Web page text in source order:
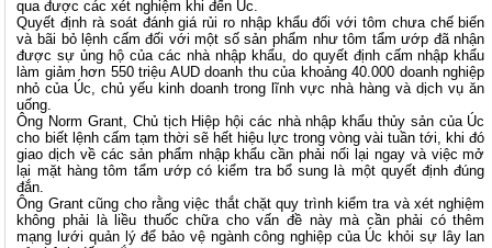
qua được các xét nghiệm khi đến Úc.
Quyết định rà soát đánh giá rủi ro nhập khẩu đối với tôm chưa chế biến
và bãi bỏ lệnh cấm đối với một số sản phẩm như tôm tẩm ướp đã nhận
được sự ủng hộ của các nhà nhập khẩu, do quyết định cấm nhập khẩu
làm giảm hơn 550 triệu AUD doanh thu của khoảng 40.000 doanh nghiệp
nhỏ của Úc, chủ yếu kinh doanh trong lĩnh vực nhà hàng và dịch vụ ăn
uống.
Ông Norm Grant, Chủ tịch Hiệp hội các nhà nhập khẩu thủy sản của Úc
cho biết lệnh cấm tạm thời sẽ hết hiệu lực trong vòng vài tuần tới, khi đó
giao dịch về các sản phẩm nhập khẩu cần phải nối lại ngay và việc mở
lại mặt hàng tôm tẩm ướp có kiểm tra bổ sung là một quyết định đúng
đắn.
Ông Grant cũng cho rằng việc thắt chặt quy trình kiểm tra và xét nghiệm
không phải là liều thuốc chữa cho vấn đề này mà cần phải có thêm
mạng lưới quản lý để bảo vệ ngành công nghiệp của Úc khỏi sự lây lan